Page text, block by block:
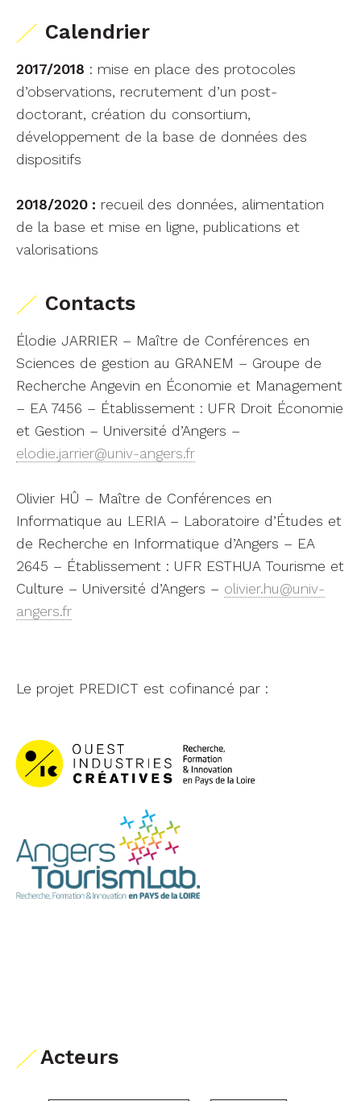
Calendrier
2017/2018 : mise en place des protocoles
d’observations, recrutement d’un post-
doctorant, création du consortium,
développement de la base de données des
dispositifs
2018/2020 : recueil des données, alimentation
de la base et mise en ligne, publications et
valorisations
Contacts
Élodie JARRIER – Maître de Conférences en
Sciences de gestion au GRANEM – Groupe de
Recherche Angevin en Économie et Management
– EA 7456 – Établissement : UFR Droit Économie
et Gestion – Université d’Angers –
elodie.jarrier@univ-angers.fr
Olivier HÛ – Maître de Conférences en
Informatique au LERIA – Laboratoire d’Études et
de Recherche en Informatique d’Angers – EA
2645 – Établissement : UFR ESTHUA Tourisme et
Culture – Université d’Angers – olivier.hu@univ-
angers.fr
Le projet PREDICT est cofinancé par :
Acteurs